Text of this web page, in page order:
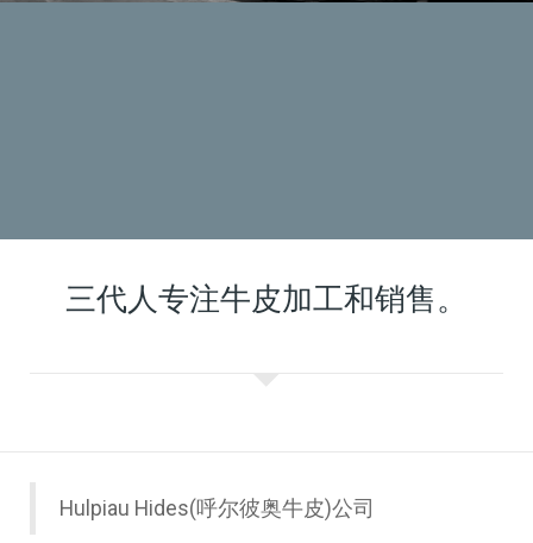
三代人专注牛皮加工和销售。
Hulpiau Hides(呼尔彼奥牛皮)公司